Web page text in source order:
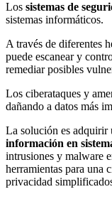
Los sistemas de
sistemas informáticos.
A través de diferentes
puede escanear y
remediar posibles
Los ciberataques y
dañando a datos más
La solución es adquirir
información en
intrusiones y malware
herramientas para una
privacidad